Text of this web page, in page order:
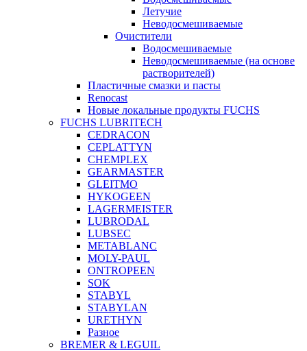
Летучие
Неводосмешиваемые
Очистители
Водосмешиваемые
Неводосмешиваемые (на основе
растворителей)
Пластичные смазки и пасты
Renocast
Новые локальные продукты FUCHS
FUCHS LUBRITECH
CEDRACON
CEPLATTYN
CHEMPLEX
GEARMASTER
GLEITMO
HYKOGEEN
LAGERMEISTER
LUBRODAL
LUBSEC
METABLANC
MOLY-PAUL
ONTROPEEN
SOK
STABYL
STABYLAN
URETHYN
Разное
BREMER & LEGUIL